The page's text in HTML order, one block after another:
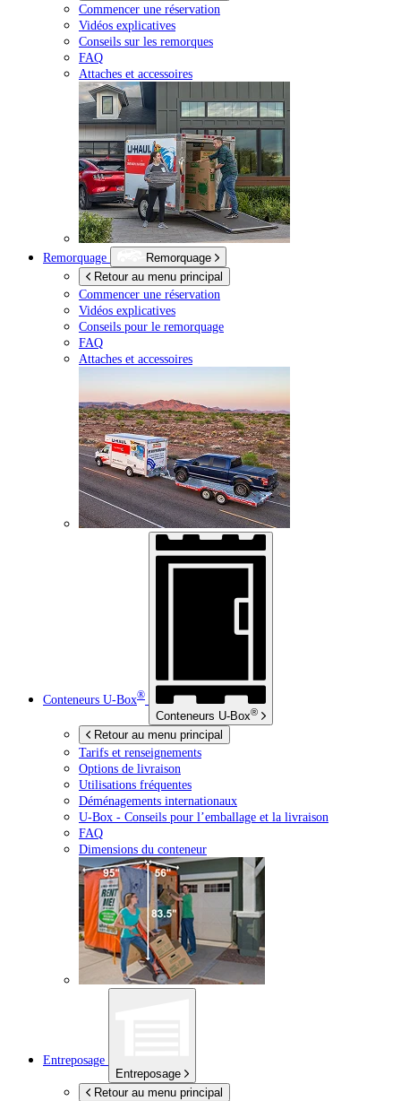
Commencer une réservation
Vidéos explicatives
Conseils sur les remorques
FAQ
Attaches et accessoires
Remorquage
Remorquage
Retour au menu principal
Commencer une réservation
Vidéos explicatives
Conseils pour le remorquage
FAQ
Attaches et accessoires
Conteneurs U-Box®
Conteneurs U-Box®
Retour au menu principal
Tarifs et renseignements
Options de livraison
Utilisations fréquentes
Déménagements internationaux
U-Box - Conseils pour l’emballage et la livraison
FAQ
Dimensions du conteneur
Entreposage
Entreposage
Retour au menu principal